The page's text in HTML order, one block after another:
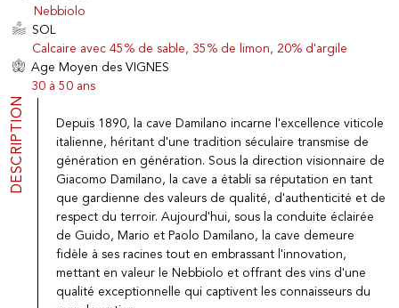
EXPLOREZ VINOTHÈQUE.CH
Producteurs
Vins
Mousseux
Boissons fruitées
Porto
Spiritueux
Epicerie Fine
Promotions
Nouveautés
LA MAISON VINOTHÈQUE
Présentation
Mentions Légales
Confidentialité
Contact
Nebbiolo
SOL
Calcaire avec 45% de sable, 35% de limon, 20% d'argile
Age Moyen des VIGNES
30 à 50 ans
DESCRIPTION
Depuis 1890, la cave Damilano incarne l'excellence viticole
italienne, héritant d'une tradition séculaire transmise de
génération en génération. Sous la direction visionnaire de
Giacomo Damilano, la cave a établi sa réputation en tant
que gardienne des valeurs de qualité, d'authenticité et de
respect du terroir. Aujourd'hui, sous la conduite éclairée
de Guido, Mario et Paolo Damilano, la cave demeure
fidèle à ses racines tout en embrassant l'innovation,
mettant en valeur le Nebbiolo et offrant des vins d'une
qualité exceptionnelle qui captivent les connaisseurs du